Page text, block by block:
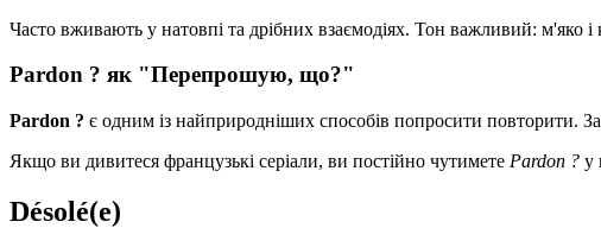
Часто вживають у натовпі та дрібних взаємодіях. Тон важливий: м'яко і
Pardon ? як "Перепрошую, що?"
Pardon ? є одним із найприродніших способів попросити повторити.
Якщо ви дивитеся французькі серіали, ви постійно чутимете Pardon ? у
Désolé(e)